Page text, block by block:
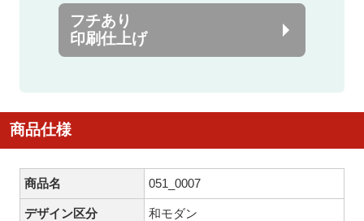
フチあり
印刷仕上げ
商品仕様
商品名 051_0007
デザイン区分 和モダン